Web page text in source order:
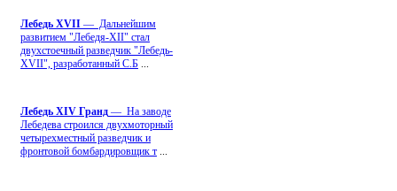
Лебедь ХVII — Дальнейшим
развитием "Лебедя-ХII" стал
двухстоечный разведчик "Лебедь-
XVII", разработанный С.Б
Лебедь ХIV Гранд — На заводе
Лебедева строился двухмоторный
четырехместный разведчик и
фронтовой бомбардировщик т